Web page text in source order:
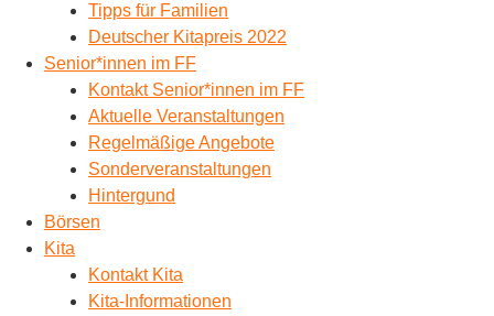
Tipps für Familien
Deutscher Kitapreis 2022
Senior*innen im FF
Kontakt Senior*innen im FF
Aktuelle Veranstaltungen
Regelmäßige Angebote
Sonderveranstaltungen
Hintergund
Börsen
Kita
Kontakt Kita
Kita-Informationen